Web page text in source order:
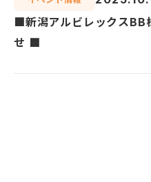
■新潟アルビレックスBB
せ ■